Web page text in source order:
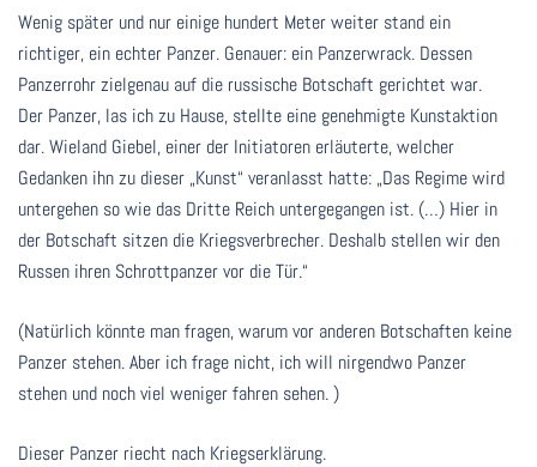
Wenig später und nur einige hundert Meter weiter stand ein
richtiger, ein echter Panzer. Genauer: ein Panzerwrack. Dessen
Panzerrohr zielgenau auf die russische Botschaft gerichtet war.
Der Panzer, las ich zu Hause, stellte eine genehmigte Kunstaktion
dar. Wieland Giebel, einer der Initiatoren erläuterte, welcher
Gedanken ihn zu dieser „Kunst“ veranlasst hatte: „Das Regime wird
untergehen so wie das Dritte Reich untergegangen ist. (…) Hier in
der Botschaft sitzen die Kriegsverbrecher. Deshalb stellen wir den
Russen ihren Schrottpanzer vor die Tür.“
(Natürlich könnte man fragen, warum vor anderen Botschaften keine
Panzer stehen. Aber ich frage nicht, ich will nirgendwo Panzer
stehen und noch viel weniger fahren sehen. )
Dieser Panzer riecht nach Kriegserklärung.